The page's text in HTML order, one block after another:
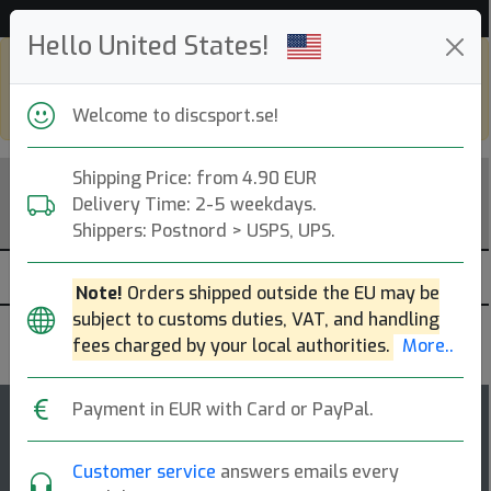
Hello United States!
Welcome to discsport.se!
Shipping Price: from 4.90 EUR
Delivery Time: 2-5 weekdays.
Shippers: Postnord > USPS, UPS.
Note! Orders shipped outside the EU may be
subject to customs duties, VAT, and handling
fees charged by your local authorities. More..
Payment in EUR with Card or PayPal.
Customer service answers emails every
go todiscsport.com
Discraft
Captains Caliber